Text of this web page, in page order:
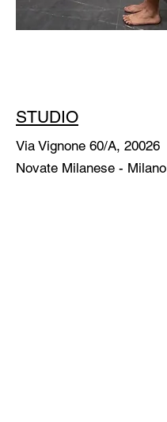
STUDIO
Via Vignone 60/A, 20026
Novate Milanese - Milano